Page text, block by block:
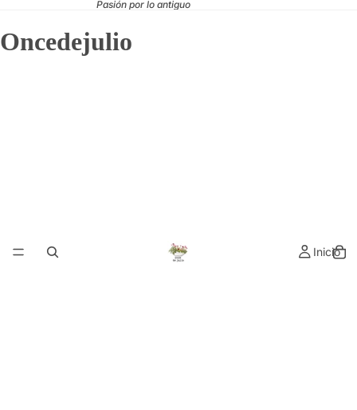
Pasión por lo antiguo
Oncedejulio
Inicio